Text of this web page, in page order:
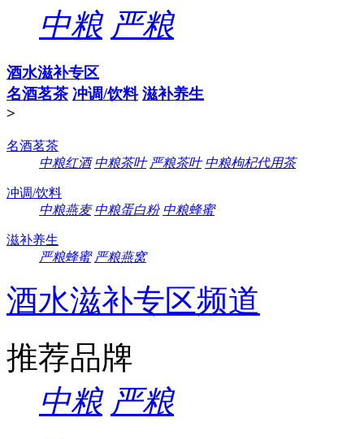
中粮 严粮
酒水滋补专区
名酒茗茶 冲调/饮料 滋补养生
>
名酒茗茶
中粮红酒 中粮茶叶 严粮茶叶 中粮枸杞代用茶
冲调/饮料
中粮燕麦 中粮蛋白粉 中粮蜂蜜
滋补养生
严粮蜂蜜 严粮燕窝
酒水滋补专区频道
推荐品牌
中粮 严粮